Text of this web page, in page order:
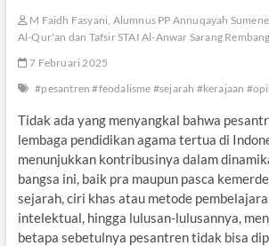
M Faidh Fasyani, Alumnus PP Annuqayah
Al-Qur'an dan Tafsir STAI Al-Anwar Sarang Rembang
7 Februari 2025
#pesantren #feodalisme #sejarah #kerajaan
Tidak ada yang menyangkal bahwa
lembaga pendidikan agama tertua di
menunjukkan kontribusinya dalam
bangsa ini, baik pra maupun pasca
sejarah, ciri khas atau metode
intelektual, hingga lulusan-lulusannya,
betapa sebetulnya pesantren tidak bisa